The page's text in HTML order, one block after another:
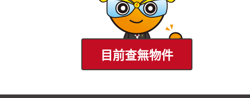
目前查無物件